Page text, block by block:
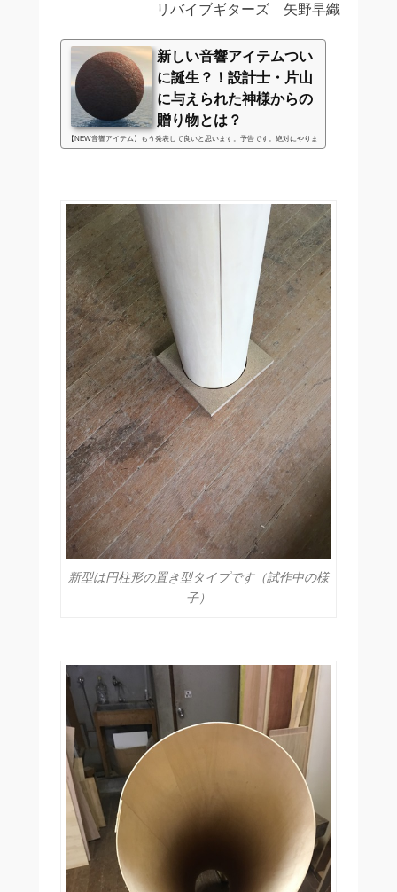
リバイブギターズ 矢野早織
新しい音響アイテムつい
に誕生？！設計士・片山
に与えられた神様からの
贈り物とは？
【NEW音響アイテム】もう発表して良いと思います。予告です。絶対にやりま
新型は円柱形の置き型タイプです（試作中の様
子）